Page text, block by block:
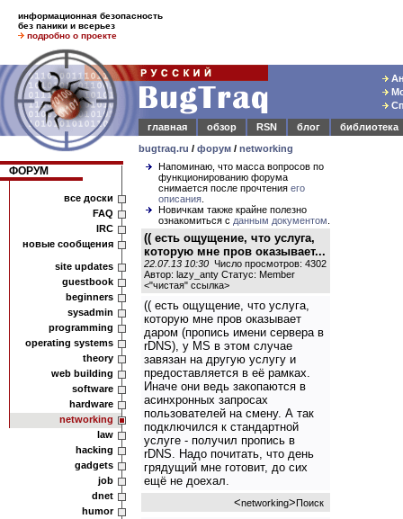
информационная безопасность
без паники и всерьез
подробно о проекте
главная
обзор RSN блог
библиотека
bugtraq.ru / форум / networking
ФОРУМ
все доски
FAQ
IRC
новые сообщения
site updates
guestbook
beginners
sysadmin
programming
operating systems
theory
web building
software
hardware
networking
law
hacking
gadgets
job
dnet
humor
Напоминаю, что масса вопросов по
функционированию форума
снимается после прочтения его
описания
Новичкам также крайне полезно
ознакомиться с данным документом
(( есть ощущение, что услуга,
которую мне пров оказывает...
22.07.13 10:30 Число просмотров: 4302
Автор: lazy_anty Статус: Member
<"чистая" ссылка>
(( есть ощущение, что услуга,
которую мне пров оказывает
даром (пропись имени сервера в
rDNS), у MS в этом случае
завязан на другую услугу и
предоставляется в её рамках.
Иначе они ведь закопаются в
асинхронных запросах
пользователей на смену. А так
подключился к стандартной
услуге - получил пропись в
rDNS. Надо почитать, что день
грядущий мне готовит, до сих
ещё не доехал.
<networking>Поиск